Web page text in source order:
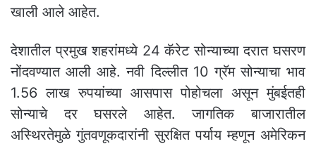
खाली आले आहेत.
देशातील प्रमुख शहरांमध्ये 24 कॅरेट सोन्याच्या दरात घसरण
नोंदवण्यात आली आहे. नवी दिल्लीत 10 ग्रॅम सोन्याचा भाव
1.56 लाख रुपयांच्या आसपास पोहोचला असून मुंबईतही
सोन्याचे दर घसरले आहेत. जागतिक बाजारातील
अस्थिरतेमुळे गुंतवणूकदारांनी सुरक्षित पर्याय म्हणून अमेरिकन